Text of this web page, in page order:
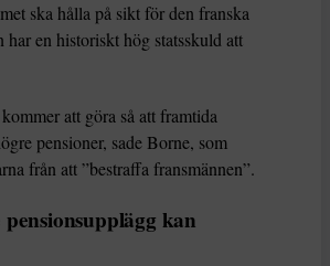
ska hålla på sikt för den franska
har en historiskt hög statsskuld att
att göra så att framtida
pensioner, sade Borne, som
från att ”bestraffa fransmännen”.
kan